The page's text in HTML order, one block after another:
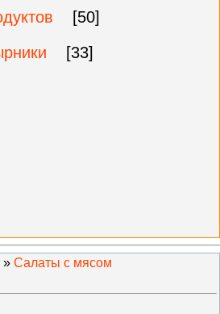
[50]
[33]
» Салаты с мясом